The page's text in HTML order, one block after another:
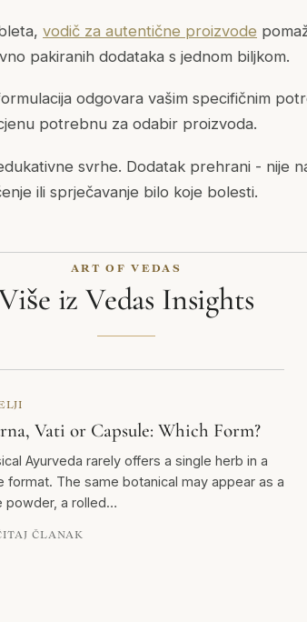
vodič za autentične proizvode
pakiranih dodataka s jednom biljkom.
odgovara vašim specifičnim
potrebnu za odabir proizvoda.
svrhe. Dodatak prehrani - nije
ili sprječavanje bilo koje bolesti.
ART OF VEDAS
iz Vedas Insights
Vati or Capsule: Which Form?
Ayurveda rarely offers a single herb in a
format. The same botanical may appear as a
powder, a rolled…
ČLANAK